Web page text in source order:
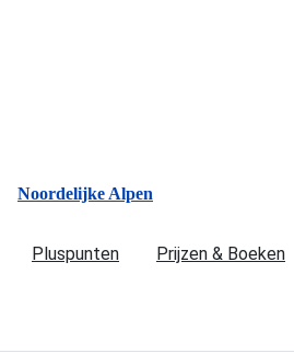
Noordelijke Alpen
Pluspunten Prijzen & Boeken